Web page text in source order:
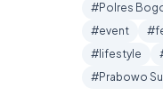
#Polres
#event
#lifestyle
#Prabowo